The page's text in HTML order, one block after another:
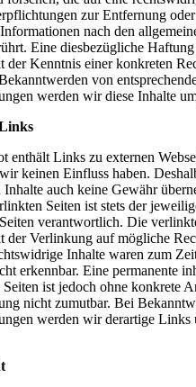
zur Entfernung
nach den
Eine diesbezügliche
der Kenntnis einer konkreten
von
werden wir diese Inhalte
enthält Links zu externen
keinen Einfluss haben.
Inhalte auch keine Gewähr
Seiten ist stets der
verantwortlich. Die
der Verlinkung auf mögliche
Inhalte waren zum
erkennbar. Eine permanente
ist jedoch ohne konkrete
nicht zumutbar. Bei
werden wir derartige Links